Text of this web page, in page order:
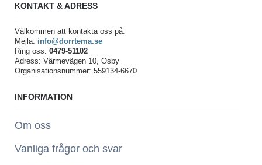
KONTAKT & ADRESS
Välkommen att kontakta oss på:
Mejla: info@dorrtema.se
Ring oss: 0479-51102
Adress: Värmevägen 10, Osby
Organisationsnummer: 559134-6670
INFORMATION
Om oss
Vanliga frågor och svar